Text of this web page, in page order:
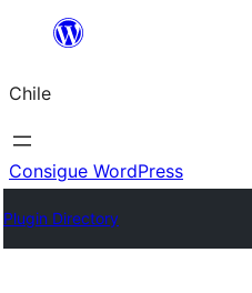
Saltar
contenido
Chile
Consigue WordPress
Plugin Directory